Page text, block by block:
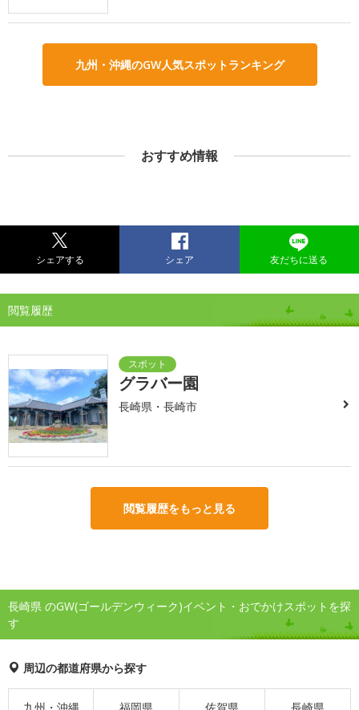
九州・沖縄のGW人気スポットランキング
おすすめ情報
シェアする シェア 友だちに送る
閲覧履歴
グラバー園
長崎県・長崎市
閲覧履歴をもっと見る
長崎県 のGW(ゴールデンウィーク)イベント・おでかけスポットを探
す
周辺の都道府県から探す
九州・沖縄 福岡県 佐賀県 長崎県